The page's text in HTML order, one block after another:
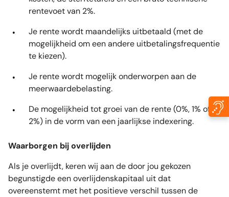
rentevoet van 2%.
Je rente wordt maandelijks uitbetaald (met de
mogelijkheid om een andere uitbetalingsfrequentie
te kiezen).
Je rente wordt mogelijk onderworpen aan de
meerwaardebelasting.
De mogelijkheid tot groei van de rente (0%, 1% of
2%) in de vorm van een jaarlijkse indexering.
Waarborgen bij overlijden
Als je overlijdt, keren wij aan de door jou gekozen
begunstigde een overlijdenskapitaal uit dat
overeenstemt met het positieve verschil tussen de